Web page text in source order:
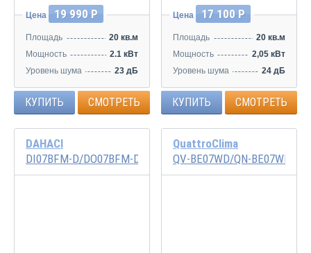
Цена 19 990 Р
Площадь
20 кв.м
Мощность
2.1 кВт
Уровень шума
23 дБ
КУПИТЬ СМОТРЕТЬ
Цена 17 100 Р
Площадь
20 кв.м
Мощность
2,05 кВт
Уровень шума
24 дБ
КУПИТЬ СМОТРЕТЬ
DAHACI
DI07BFM-D/DO07BFM-D
QuattroClima
QV-BE07WD/QN-BE07WD